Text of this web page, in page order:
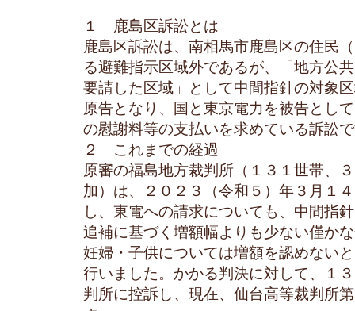
１ 鹿島区訴訟とは
鹿島区訴訟は、南相馬市鹿島区の住民
る避難指示区域外であるが、「地方公
要請した区域」として中間指針の対象
原告となり、国と東京電力を被告とし
の慰謝料等の支払いを求めている訴訟
２ これまでの経過
原審の福島地方裁判所（１３１世帯、
加）は、２０２３（令和５）年３月１
し、東電への請求についても、中間指
追補に基づく増額幅よりも少ない僅か
妊婦・子供については増額を認めない
行いました。かかる判決に対して、１
判所に控訴し、現在、仙台高等裁判所